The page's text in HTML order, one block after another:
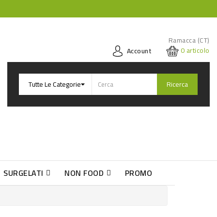
Ramacca (CT)
Account
0articolo
Ricerca
SURGELATI NON FOOD PROMO